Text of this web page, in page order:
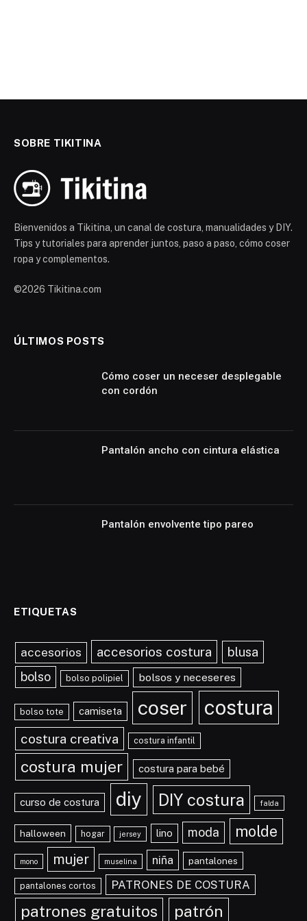
SOBRE TIKITINA
Bienvenidos a Tikitina, un canal de costura, manualidades y DIY.
Tips y tutoriales para aprender juntos, paso a paso, cómo coser
ropa y complementos.
©2026 Tikitina.com
ÚLTIMOS POSTS
Cómo coser un neceser desplegable
con cordón
Pantalón ancho con cintura elástica
Pantalón envolvente tipo pareo
ETIQUETAS
accesorios accesorios costura blusa
bolso bolso polipiel bolsos y neceseres
bolso tote camiseta coser costura
costura creativa costura infantil
costura mujer costura para bebé
curso de costura diy DIY costura falda
halloween hogar jersey lino moda molde
mono mujer muselina niña pantalones
pantalones cortos PATRONES DE COSTURA
patrones gratuitos patrón